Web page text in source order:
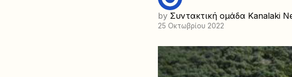
by Συντακτική ομάδα Kanalaki
25 Οκτωβρίου 2022